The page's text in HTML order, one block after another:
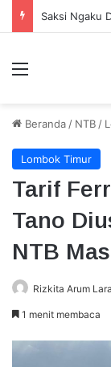
Menu
Beranda / NTB /
Lombok Timur
Tarif
Tano
NTB
Rizkita Arum
1 menit membaca